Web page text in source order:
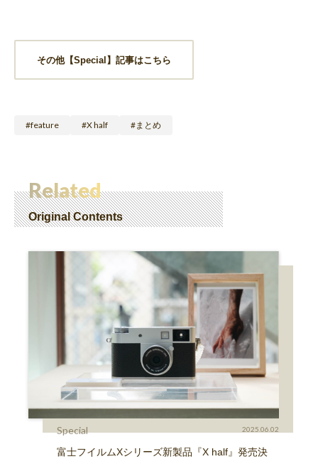
その他【Special】記事はこちら
feature X half まとめ
Related
Original Contents
Special 2025.06.02
富士フイルムXシリーズ新製品『X half』発売決